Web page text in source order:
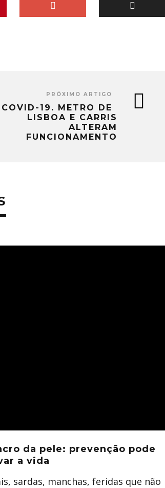
PRÓXIMO ARTIGO
COVID-19. METRO DE
LISBOA E CARRIS
ALTERAM
FUNCIONAMENTO
da pele: prevenção pode
a vida
sardas, manchas, feridas que não